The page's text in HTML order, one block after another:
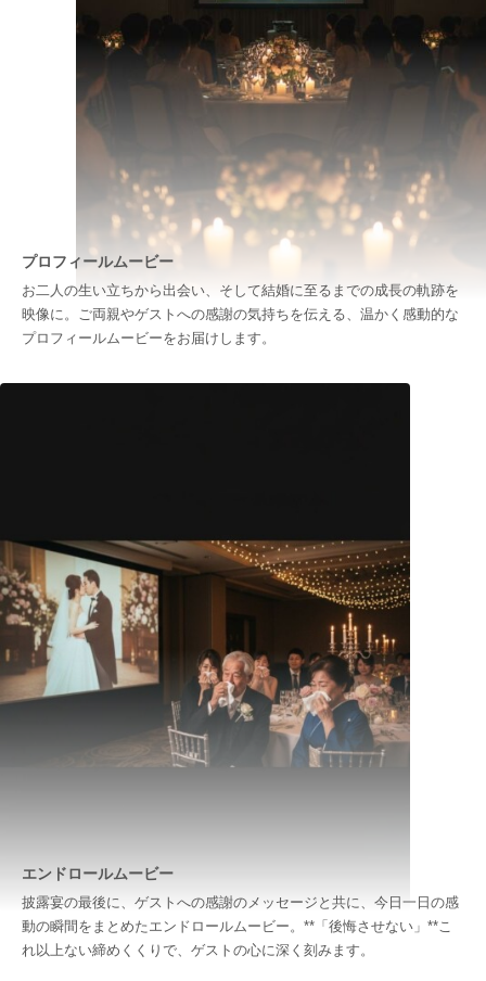
プロフィールムービー
お二人の生い立ちから出会い、そして結婚に至るまでの成長の軌跡を
映像に。ご両親やゲストへの感謝の気持ちを伝える、温かく感動的な
プロフィールムービーをお届けします。
エンドロールムービー
披露宴の最後に、ゲストへの感謝のメッセージと共に、今日一日の感
動の瞬間をまとめたエンドロールムービー。**「後悔させない」**こ
れ以上ない締めくくりで、ゲストの心に深く刻みます。